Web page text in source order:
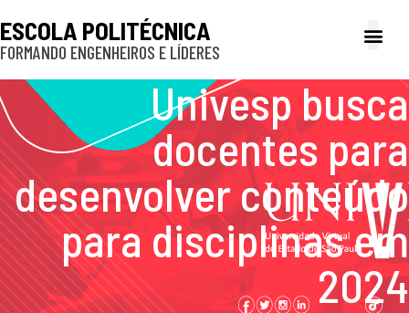
ESCOLA POLITÉCNICA
FORMANDO ENGENHEIROS E LÍDERES
Univesp busca
docentes para
desenvolver conteúdo
para disciplinas em
2024